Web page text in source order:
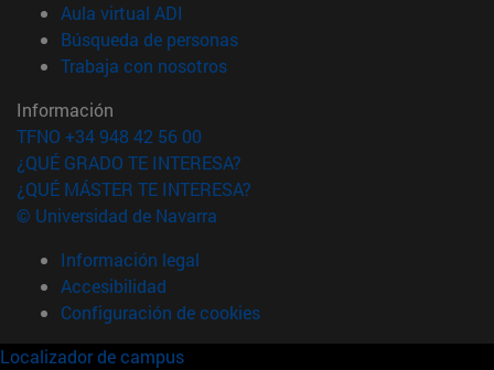
Aula virtual ADI
Búsqueda de personas(abre en nueva ventana)
Trabaja con nosotros(abre en nueva ventana)
Información
TFNO +34 948 42 56 00
¿QUÉ GRADO TE INTERESA?
¿QUÉ MÁSTER TE INTERESA?
© Universidad de Navarra
Información legal
Accesibilidad
Configuración de cookies
Localizador de campus